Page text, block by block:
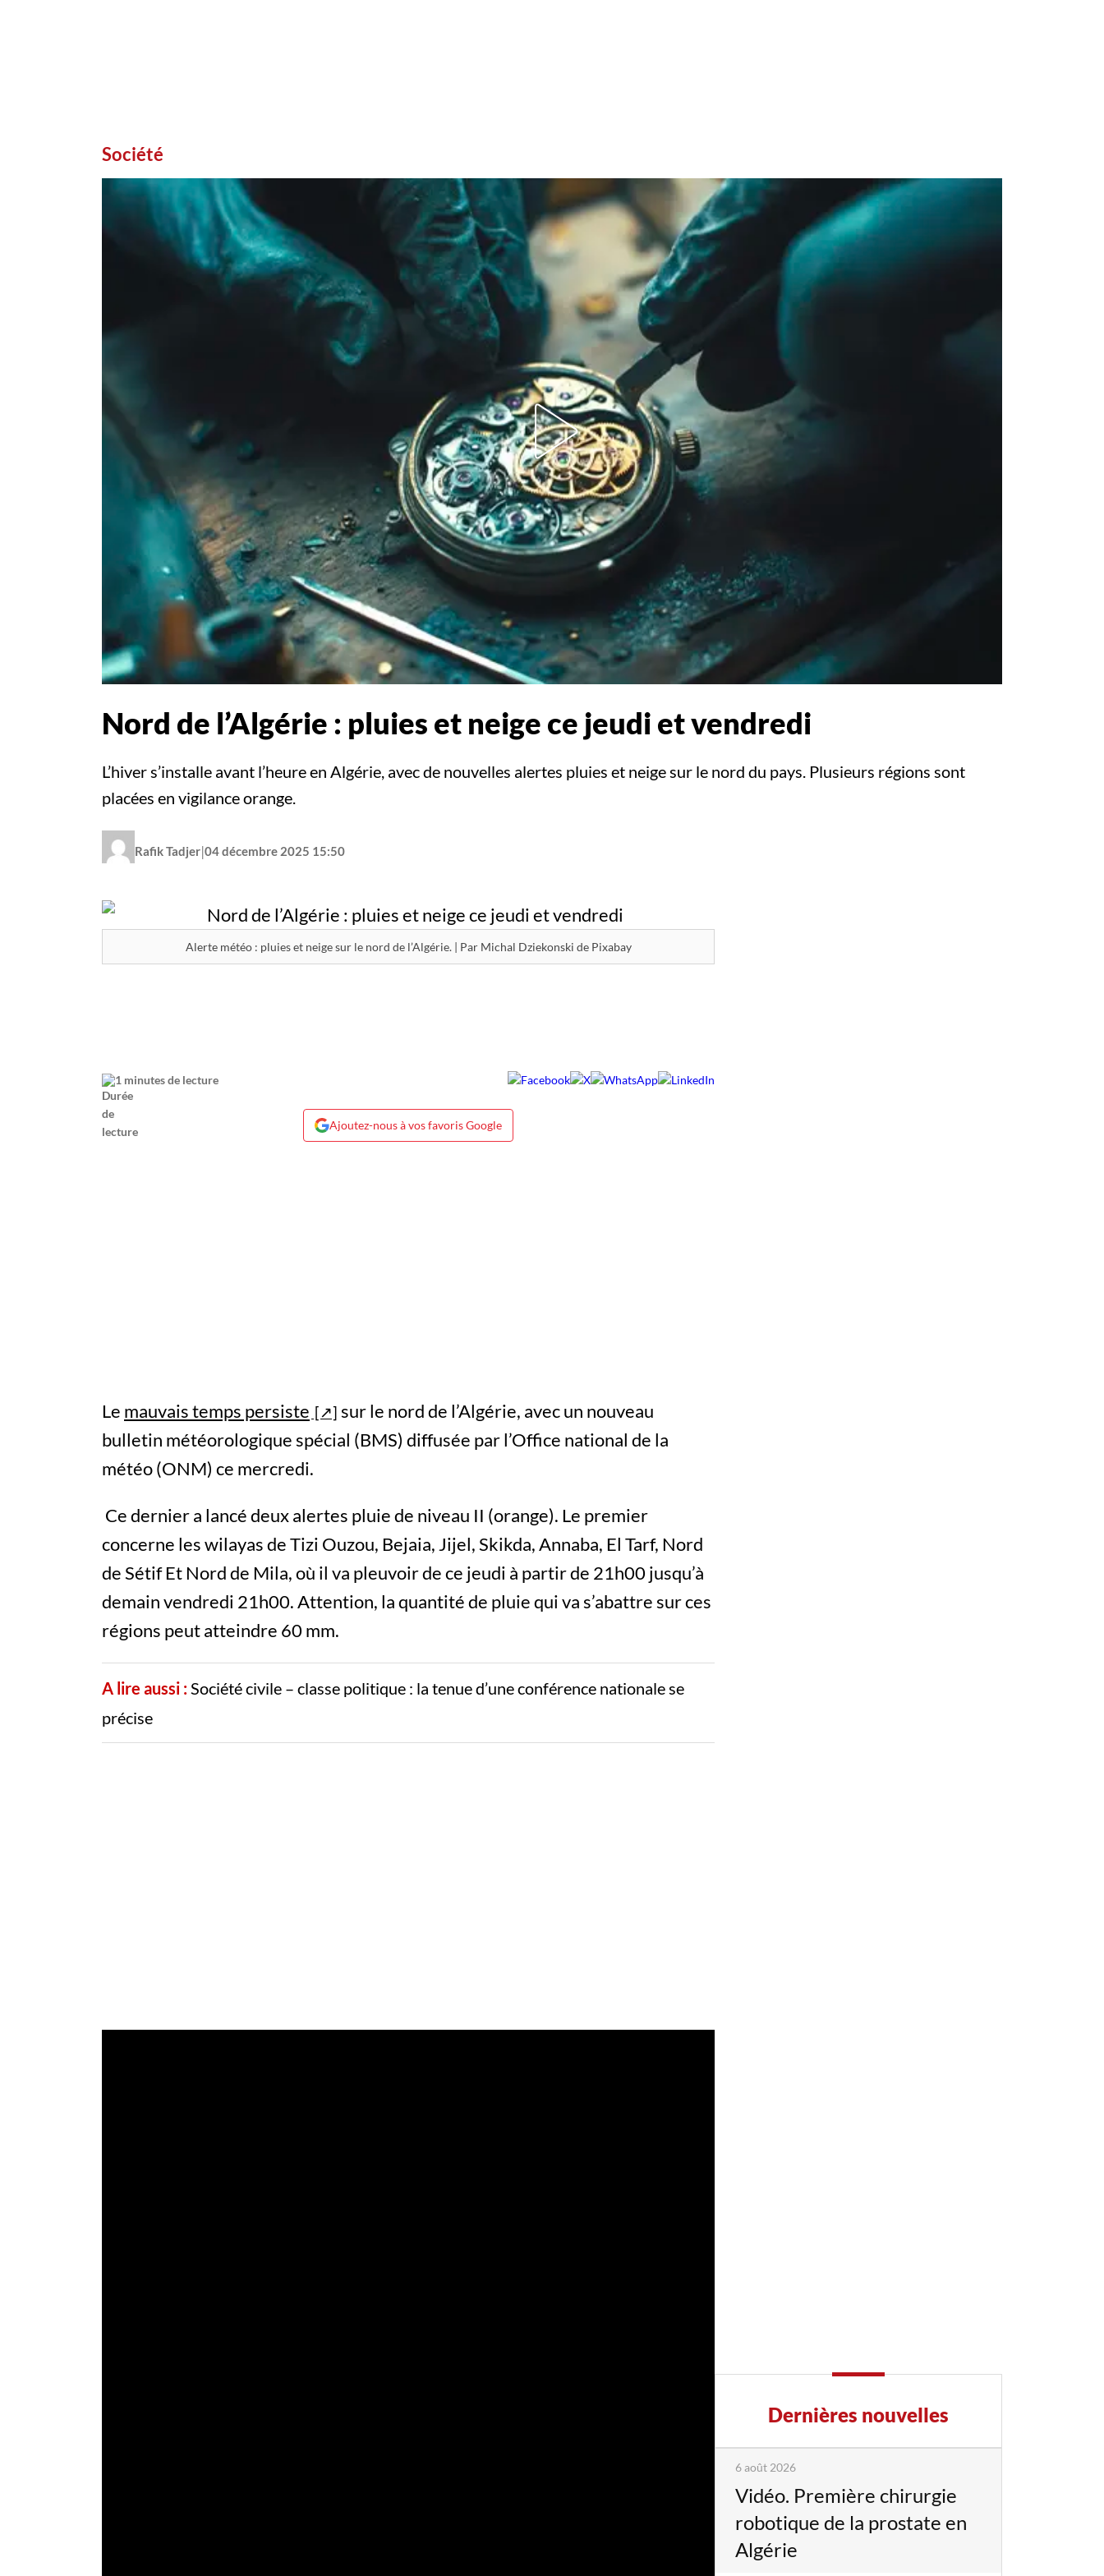
Société
Nord de l’Algérie : pluies et neige ce jeudi et vendredi
L’hiver s’installe avant l’heure en Algérie, avec de nouvelles alertes pluies et neige sur le nord du pays. Plusieurs régions sont
placées en vigilance orange.
Rafik Tadjer|04 décembre 2025 15:50
Alerte météo : pluies et neige sur le nord de l’Algérie. | Par Michal Dziekonski de Pixabay
1 minutes de lecture
Ajoutez-nous à vos favoris Google
Le mauvais temps persiste
sur le nord de l’Algérie, avec un nouveau
bulletin météorologique spécial (BMS) diffusée par l’Office national de la
météo (ONM) ce mercredi.
Ce dernier a lancé deux alertes pluie de niveau II (orange). Le premier
concerne les wilayas de Tizi Ouzou, Bejaia, Jijel, Skikda, Annaba, El Tarf, Nord
de Sétif Et Nord de Mila, où il va pleuvoir de ce jeudi à partir de 21h00 jusqu’à
demain vendredi 21h00. Attention, la quantité de pluie qui va s’abattre sur ces
régions peut atteindre 60 mm.
A lire aussi :Société civile – classe politique : la tenue d’une conférence nationale se
précise
Dernières nouvelles
6 août 2026
Vidéo. Première chirurgie
robotique de la prostate en
Algérie